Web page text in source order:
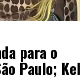
para o
Paulo;